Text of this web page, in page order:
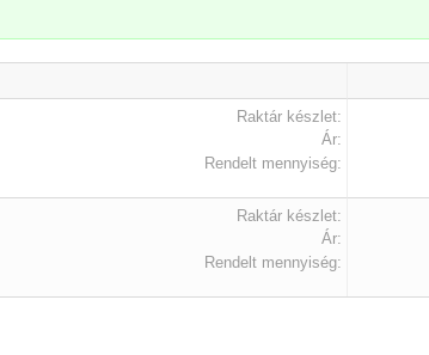
Raktár készlet:
Ár:
Rendelt mennyiség:
Raktár készlet:
Ár:
Rendelt mennyiség: